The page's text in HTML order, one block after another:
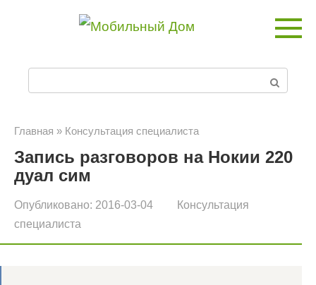
и
с
Главная » Консультация специалиста
Запись разговоров на Нокии 220
дуал сим
Опубликовано: 2016-03-04
Консультация
специалиста